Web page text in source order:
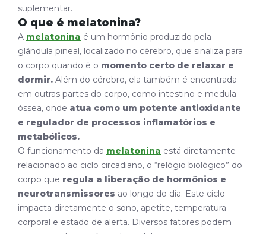
suplementar.
O que é melatonina?
A melatonina é um hormônio produzido pela
glândula pineal, localizado no cérebro, que sinaliza para
o corpo quando é o momento certo de relaxar e
dormir. Além do cérebro, ela também é encontrada
em outras partes do corpo, como intestino e medula
óssea, onde atua como um potente antioxidante
e regulador de processos inflamatórios e
metabólicos.
O funcionamento da melatonina está diretamente
relacionado ao ciclo circadiano, o “relógio biológico” do
corpo que regula a liberação de hormônios e
neurotransmissores ao longo do dia. Este ciclo
impacta diretamente o sono, apetite, temperatura
corporal e estado de alerta. Diversos fatores podem